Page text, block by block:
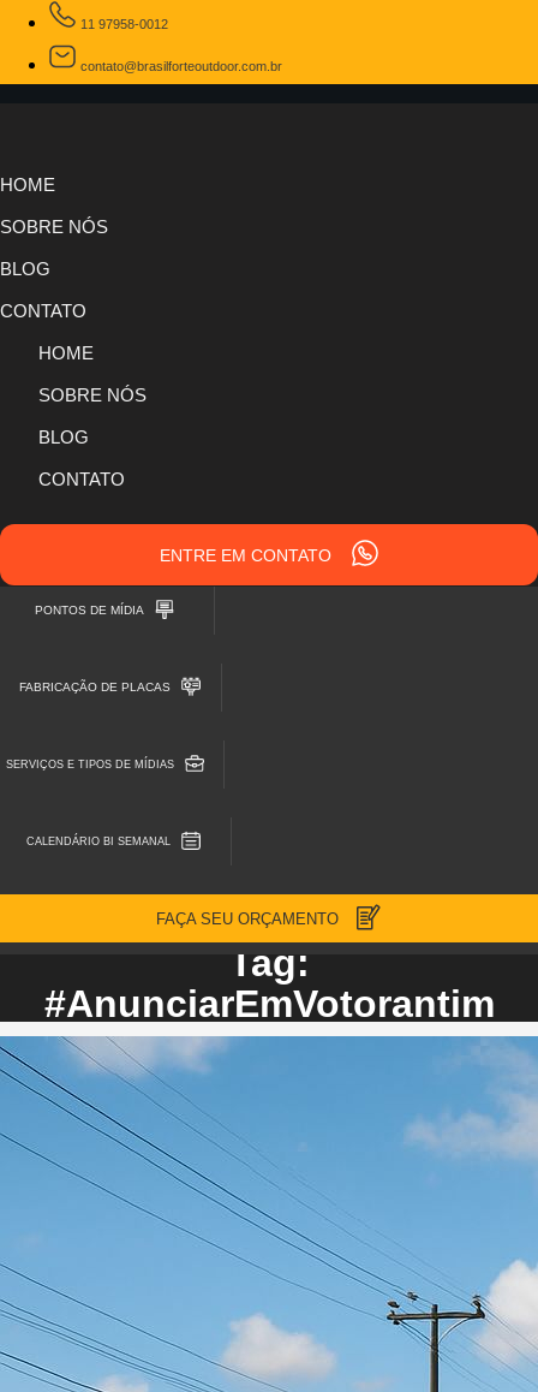
11 97958-0012
contato@brasilforteoutdoor.com.br
HOME
SOBRE NÓS
BLOG
CONTATO
HOME
SOBRE NÓS
BLOG
CONTATO
ENTRE EM CONTATO
PONTOS DE MÍDIA
FABRICAÇÃO DE PLACAS
SERVIÇOS E TIPOS DE MÍDIAS
CALENDÁRIO BI SEMANAL
FAÇA SEU ORÇAMENTO
Tag:
#AnunciarEmVotorantim